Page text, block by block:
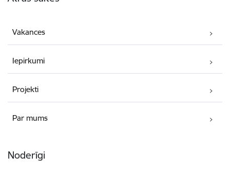
Vakances
Iepirkumi
Projekti
Par mums
Noderīgi